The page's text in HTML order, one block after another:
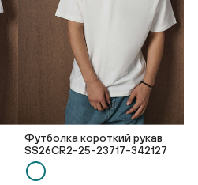
Футболка короткий рукав
SS26CR2-25-23717-342127